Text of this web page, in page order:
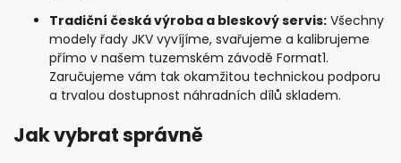
Tradiční česká výroba a bleskový servis: Všechny
modely řady JKV vyvíjíme, svařujeme a kalibrujeme
přímo v našem tuzemském závodě Format1.
Zaručujeme vám tak okamžitou technickou podporu
a trvalou dostupnost náhradních dílů skladem.
Jak vybrat správně